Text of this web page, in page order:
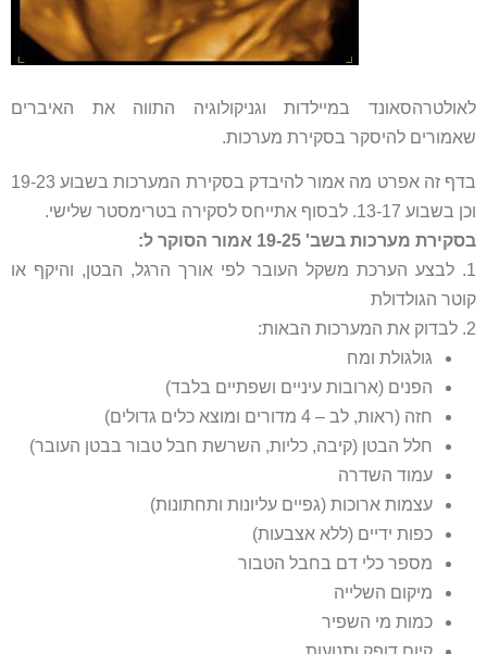
לאולטרהסאונד במיילדות וגניקולוגיה התווה את האיברים
שאמורים להיסקר בסקירת מערכות.
בדף זה אפרט מה אמור להיבדק בסקירת המערכות בשבוע 19-23
וכן בשבוע 13-17. לבסוף אתייחס לסקירה בטרימסטר שלישי.
בסקירת מערכות בשב' 19-25 אמור הסוקר ל:
1. לבצע הערכת משקל העובר לפי אורך הרגל, הבטן, והיקף או
קוטר הגולדולת
2. לבדוק את המערכות הבאות:
גולגולת ומח
הפנים (ארובות עיניים ושפתיים בלבד)
חזה (ראות, לב – 4 מדורים ומוצא כלים גדולים)
חלל הבטן (קיבה, כליות, השרשת חבל טבור בבטן העובר)
עמוד השדרה
עצמות ארוכות (גפיים עליונות ותחתונות)
כפות ידיים (ללא אצבעות)
מספר כלי דם בחבל הטבור
מיקום השלייה
כמות מי השפיר